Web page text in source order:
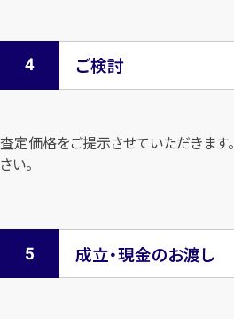
ご検討
査定価格をご提示させていただきます。
さい。
成立・現金のお渡し